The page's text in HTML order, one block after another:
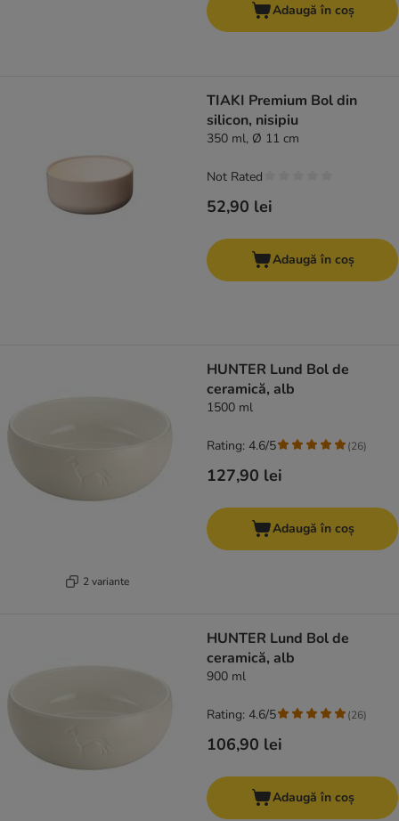
Adaugă în coș
TIAKI Premium Bol din
silicon, nisipiu
350 ml, Ø 11 cm
52,90 lei
Not Rated
Adaugă în coș
2 variante
HUNTER Lund Bol de
ceramică, alb
1500 ml
127,90 lei
Rating: 4.6/5 (26)
Adaugă în coș
HUNTER Lund Bol de
ceramică, alb
900 ml
106,90 lei
Rating: 4.6/5 (26)
Adaugă în coș